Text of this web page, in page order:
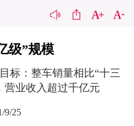
级”规模
标：整车销量相比“十三
营业收入超过千亿元
9/25